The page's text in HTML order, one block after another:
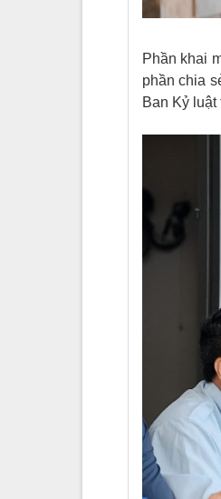
Phần khai
phần chia
Ban Kỷ luật